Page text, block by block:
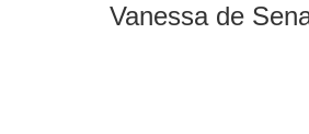
Vanessa de